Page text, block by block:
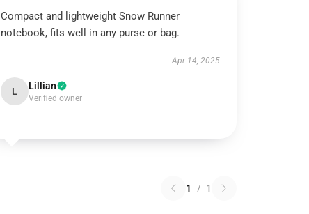
Compact and lightweight Snow Runner
notebook, fits well in any purse or bag.
Apr 14, 2025
L Lillian
Verified owner
1 / 1